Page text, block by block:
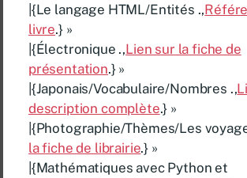
|{Le langage HTML/Entités .,
livre.} »
|{Électronique .,Lien sur la fiche de
présentation.} »
|{Japonais/Vocabulaire/Nombres .,
description complète.} »
|{Photographie/Thèmes/Les
la fiche de librairie.} »
|{Mathématiques avec Python et